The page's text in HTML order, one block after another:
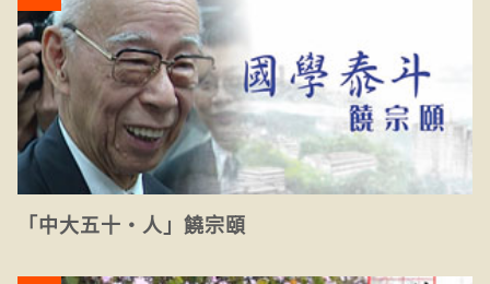
「中大五十‧人」饒宗頤